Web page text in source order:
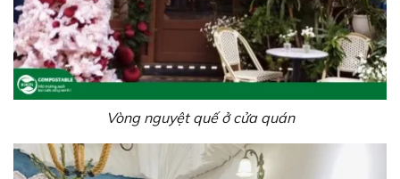
Vòng nguyệt quế ở cửa quán